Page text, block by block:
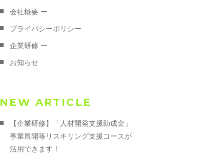
会社概要 ー
プライバシーポリシー
企業研修 ー
お知らせ
NEW ARTICLE
【企業研修】「人材開発支援助成金」
事業展開等リスキリング支援コースが
活用できます！